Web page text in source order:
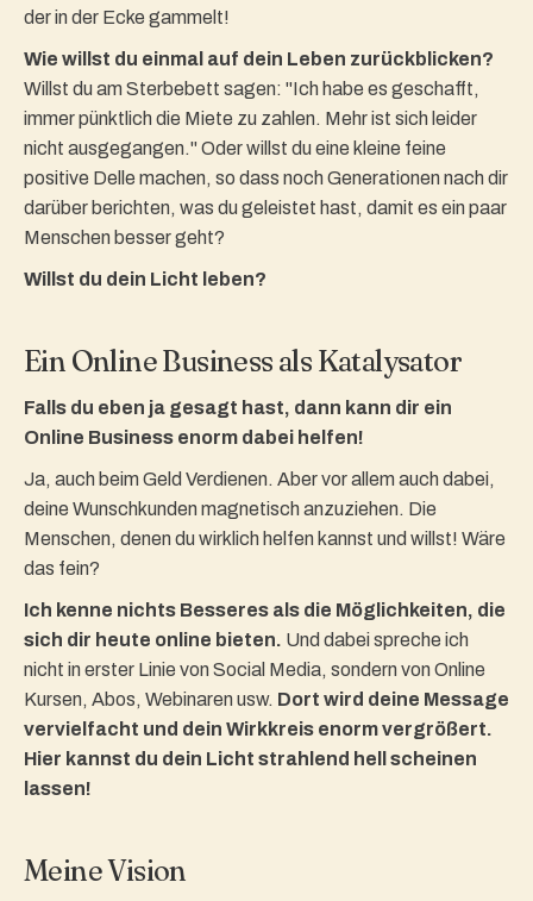
der in der Ecke gammelt!
Wie willst du einmal auf dein Leben zurückblicken?
Willst du am Sterbebett sagen: "Ich habe es geschafft,
immer pünktlich die Miete zu zahlen. Mehr ist sich leider
nicht ausgegangen." Oder willst du eine kleine feine
positive Delle machen, so dass noch Generationen nach dir
darüber berichten, was du geleistet hast, damit es ein paar
Menschen besser geht?
Willst du dein Licht leben?
Ein Online Business als Katalysator
Falls du eben ja gesagt hast, dann kann dir ein
Online Business enorm dabei helfen!
Ja, auch beim Geld Verdienen. Aber vor allem auch dabei,
deine Wunschkunden magnetisch anzuziehen. Die
Menschen, denen du wirklich helfen kannst und willst! Wäre
das fein?
Ich kenne nichts Besseres als die Möglichkeiten, die
sich dir heute online bieten. Und dabei spreche ich
nicht in erster Linie von Social Media, sondern von Online
Kursen, Abos, Webinaren usw. Dort wird deine Message
vervielfacht und dein Wirkkreis enorm vergrößert.
Hier kannst du dein Licht strahlend hell scheinen
lassen!
Meine Vision